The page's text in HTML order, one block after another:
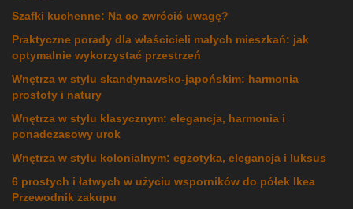
Szafki kuchenne: Na co zwrócić uwagę?
Praktyczne porady dla właścicieli małych mieszkań: jak
optymalnie wykorzystać przestrzeń
Wnętrza w stylu skandynawsko-japońskim: harmonia
prostoty i natury
Wnętrza w stylu klasycznym: elegancja, harmonia i
ponadczasowy urok
Wnętrza w stylu kolonialnym: egzotyka, elegancja i luksus
6 prostych i łatwych w użyciu wsporników do półek Ikea
Przewodnik zakupu